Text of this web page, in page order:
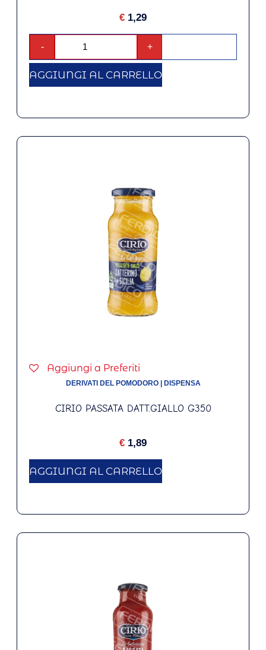
€ 1,29
- +
AGGIUNGI AL CARRELLO
Aggiungi a Preferiti
DERIVATI DEL POMODORO| DISPENSA
CIRIO PASSATA DATT.GIALLO G350
€ 1,89
AGGIUNGI AL CARRELLO